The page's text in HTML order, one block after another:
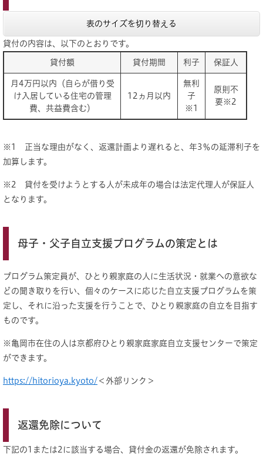
表のサイズを切り替える
貸付の内容は、以下のとおりです。
貸付額 貸付期間 利子 保証人
月4万円以内（自らが借り受
け入居している住宅の管理
費、共益費含む）
12ヵ月以内
無利
子
※1
原則不
要※2
※1 正当な理由がなく、返還計画より遅れると、年3％の延滞利子を
加算します。
※2 貸付を受けようとする人が未成年の場合は法定代理人が保証人
となります。
母子・父子自立支援プログラムの策定とは
プログラム策定員が、ひとり親家庭の人に生活状況・就業への意欲な
どの聞き取りを行い、個々のケースに応じた自立支援プログラムを策
定し、それに沿った支援を行うことで、ひとり親家庭の自立を目指す
ものです。
※亀岡市在住の人は京都府ひとり親家庭家庭自立支援センターで策定
ができます。
https://hitorioya.kyoto/ ＜外部リンク＞
返還免除について
下記の1または2に該当する場合、貸付金の返還が免除されます。